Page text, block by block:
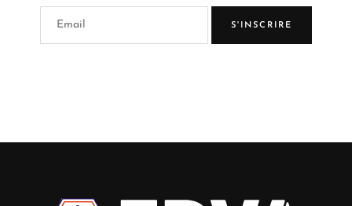
S'INSCRIRE